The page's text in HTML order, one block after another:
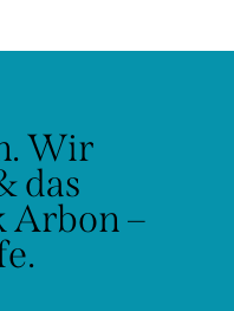
Wir
das
Arbon –